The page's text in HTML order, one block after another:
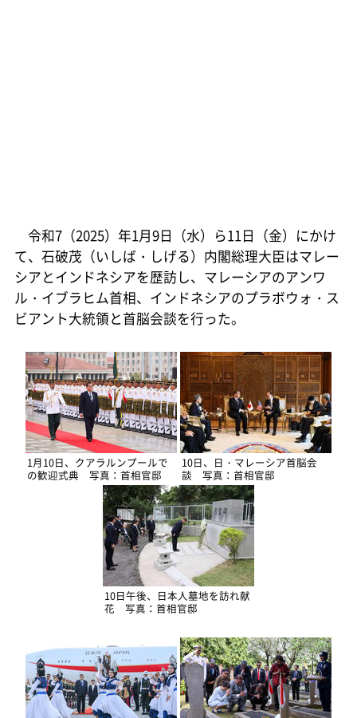
令和7（2025）年1月9日（水）ら11日（金）にかけ
て、石破茂（いしば・しげる）内閣総理大臣はマレー
シアとインドネシアを歴訪し、マレーシアのアンワ
ル・イブラヒム首相、インドネシアのプラボウォ・ス
ビアント大統領と首脳会談を行った。
1月10日、クアラルンプールで
の歓迎式典 写真：首相官邸
10日、日・マレーシア首脳会
談 写真：首相官邸
10日午後、日本人墓地を訪れ献
花 写真：首相官邸